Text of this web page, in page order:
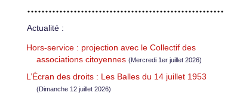
Actualité :
Hors-service : projection avec le Collectif des
associations citoyennes (Mercredi 1er juillet 2026)
L’Écran des droits : Les Balles du 14 juillet 1953
(Dimanche 12 juillet 2026)